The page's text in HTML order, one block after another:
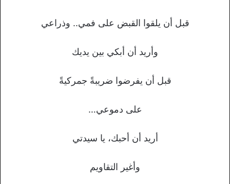
قبل أن يلقوا القبض على فمي.. وذراعي
وأريد أن أبكي بين يديك
قبل أن يفرضوا ضريبةً جمركيةً
على دموعي…
أريد أن أحبك، يا سيدتي
وأغير التقاويم